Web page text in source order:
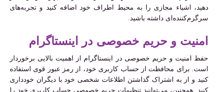
دهید، اشیاء مجازی را به محیط اطراف خود اضافه کنید و تجربه‌های
سرگرم‌کننده‌ای داشته باشید.
امنیت و حریم خصوصی در اینستاگرام
حفظ امنیت و حریم خصوصی در اینستاگرام از اهمیت بالایی برخوردار
است. برای محافظت از حساب کاربری خود، از رمز عبور قوی استفاده
کنید و از به اشتراک گذاشتن اطلاعات شخصی خود با دیگران خودداری
کنید. همچنین، می‌توانید تنظیمات حریم خصوصی حساب کاربری خود را